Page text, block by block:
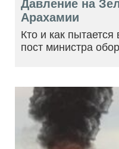
Давление на
Арахамии
Кто и как
пост министра